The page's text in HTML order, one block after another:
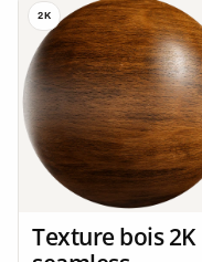
2K
Texture bois 2K